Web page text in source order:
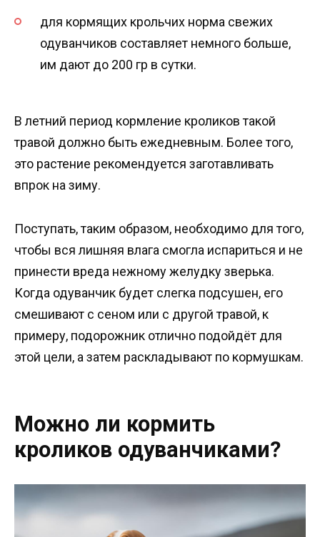
для кормящих крольчих норма свежих
одуванчиков составляет немного больше,
им дают до 200 гр в сутки.
В летний период кормление кроликов такой
травой должно быть ежедневным. Более того,
это растение рекомендуется заготавливать
впрок на зиму.
Поступать, таким образом, необходимо для того,
чтобы вся лишняя влага смогла испариться и не
принести вреда нежному желудку зверька.
Когда одуванчик будет слегка подсушен, его
смешивают с сеном или с другой травой, к
примеру, подорожник отлично подойдёт для
этой цели, а затем раскладывают по кормушкам.
Можно ли кормить
кроликов одуванчиками?